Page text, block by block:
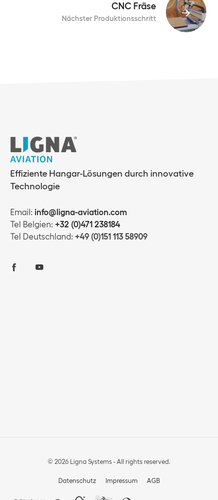
CNC Fräse
Nächster Produktionsschritt
Effiziente Hangar-Lösungen durch innovative
Technologie
Email: info@ligna-aviation.com
Tel Belgien: +32 (0)471 238184
Tel Deutschland: +49 (0)151 113 58909
© 2026 Ligna Systems - All rights reserved.
Datenschutz Impressum AGB